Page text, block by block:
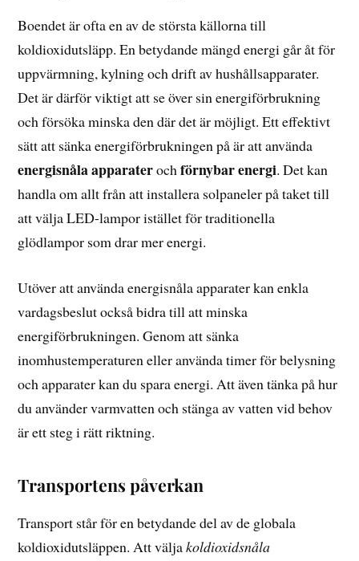
Boendet är ofta en av de största källorna till
koldioxidutsläpp. En betydande mängd energi går åt för
uppvärmning, kylning och drift av hushållsapparater.
Det är därför viktigt att se över sin energiförbrukning
och försöka minska den där det är möjligt. Ett effektivt
sätt att sänka energiförbrukningen på är att använda
energisnåla apparaterochförnybar energi. Det kan
handla om allt från att installera solpaneler på taket till
att välja LED-lampor istället för traditionella
glödlampor som drar mer energi.
Utöver att använda energisnåla apparater kan enkla
vardagsbeslut också bidra till att minska
energiförbrukningen. Genom att sänka
inomhustemperaturen eller använda timer för belysning
och apparater kan du spara energi. Att även tänka på hur
du använder varmvatten och stänga av vatten vid behov
är ett steg i rätt riktning.
Transportens påverkan
Transport står för en betydande del av de globala
koldioxidutsläppen. Att väljakoldioxidsnåla